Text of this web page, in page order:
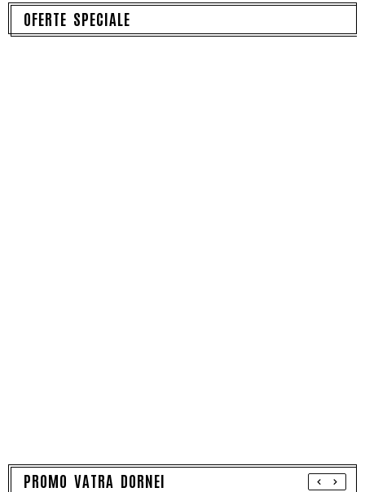
OFERTE SPECIALE
PROMO VATRA DORNEI